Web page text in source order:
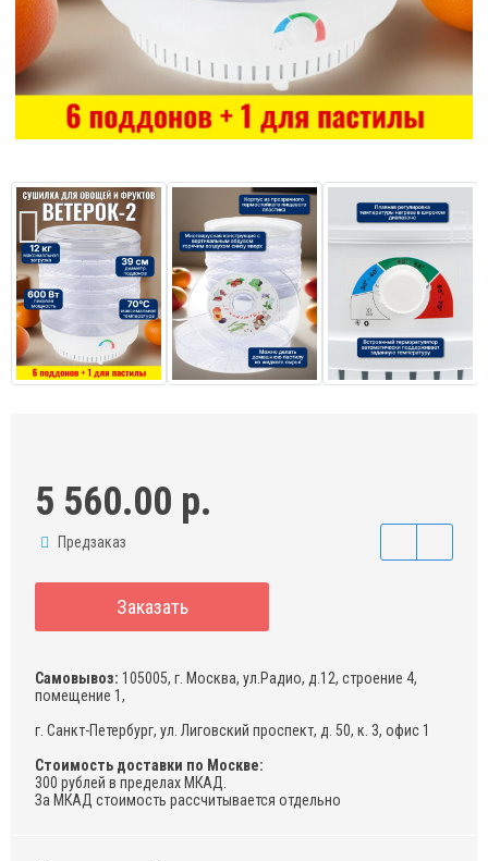
5 560.00 р.
Предзаказ
Заказать
Самовывоз: 105005, г. Москва, ул.Радио, д.12, строение 4,
помещение 1,
г. Санкт-Петербург, ул. Лиговский проспект, д. 50, к. 3, офис 1
Стоимость доставки по Москве:
300 рублей в пределах МКАД.
За МКАД стоимость рассчитывается отдельно